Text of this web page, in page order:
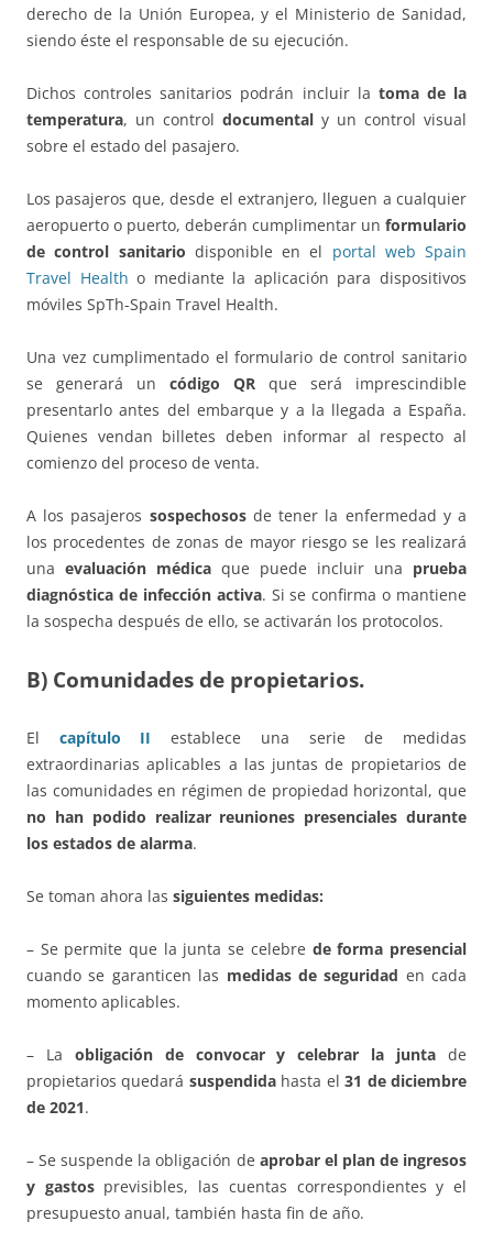
derecho de la Unión Europea, y el Ministerio de Sanidad,
siendo éste el responsable de su ejecución.
Dichos controles sanitarios podrán incluir la toma de la
temperatura, un control documental y un control visual
sobre el estado del pasajero.
Los pasajeros que, desde el extranjero, lleguen a cualquier
aeropuerto o puerto, deberán cumplimentar un formulario
de control sanitario disponible en el portal web Spain
Travel Health o mediante la aplicación para dispositivos
móviles SpTh-Spain Travel Health.
Una vez cumplimentado el formulario de control sanitario
se generará un código QR que será imprescindible
presentarlo antes del embarque y a la llegada a España.
Quienes vendan billetes deben informar al respecto al
comienzo del proceso de venta.
A los pasajeros sospechososde tener la enfermedad y a
los procedentes de zonas de mayor riesgo se les realizará
una evaluación médica que puede incluir una prueba
diagnóstica de infección activa. Si se confirma o mantiene
la sospecha después de ello, se activarán los protocolos.
B) Comunidades de propietarios.
El capítulo II establece una serie de medidas
extraordinarias aplicables a las juntas de propietarios de
las comunidades en régimen de propiedad horizontal, que
no han podido realizar reuniones presenciales durante
los estados de alarma.
Se toman ahora las siguientes medidas:
– Se permite que la junta se celebre de forma presencial
cuando se garanticen las medidas de seguridad en cada
momento aplicables.
– La obligación de convocar y celebrar la junta de
propietarios quedará suspendidahasta el31 de diciembre
de 2021.
– Se suspende la obligación de aprobar el plan de ingresos
y gastosprevisibles, las cuentas correspondientes y el
presupuesto anual, también hasta fin de año.